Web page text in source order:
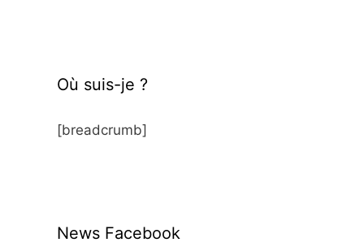
Où suis-je ?
[breadcrumb]
News Facebook